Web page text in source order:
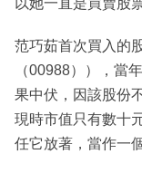
以她一直是買賣股
范巧茹首次買入的
（00988）），當
果中伏，因該股份
現時市值只有數十
任它放著，當作一